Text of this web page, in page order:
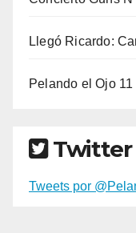
Llegó Ricardo:
Pelando el Ojo
Twitter
Tweets por